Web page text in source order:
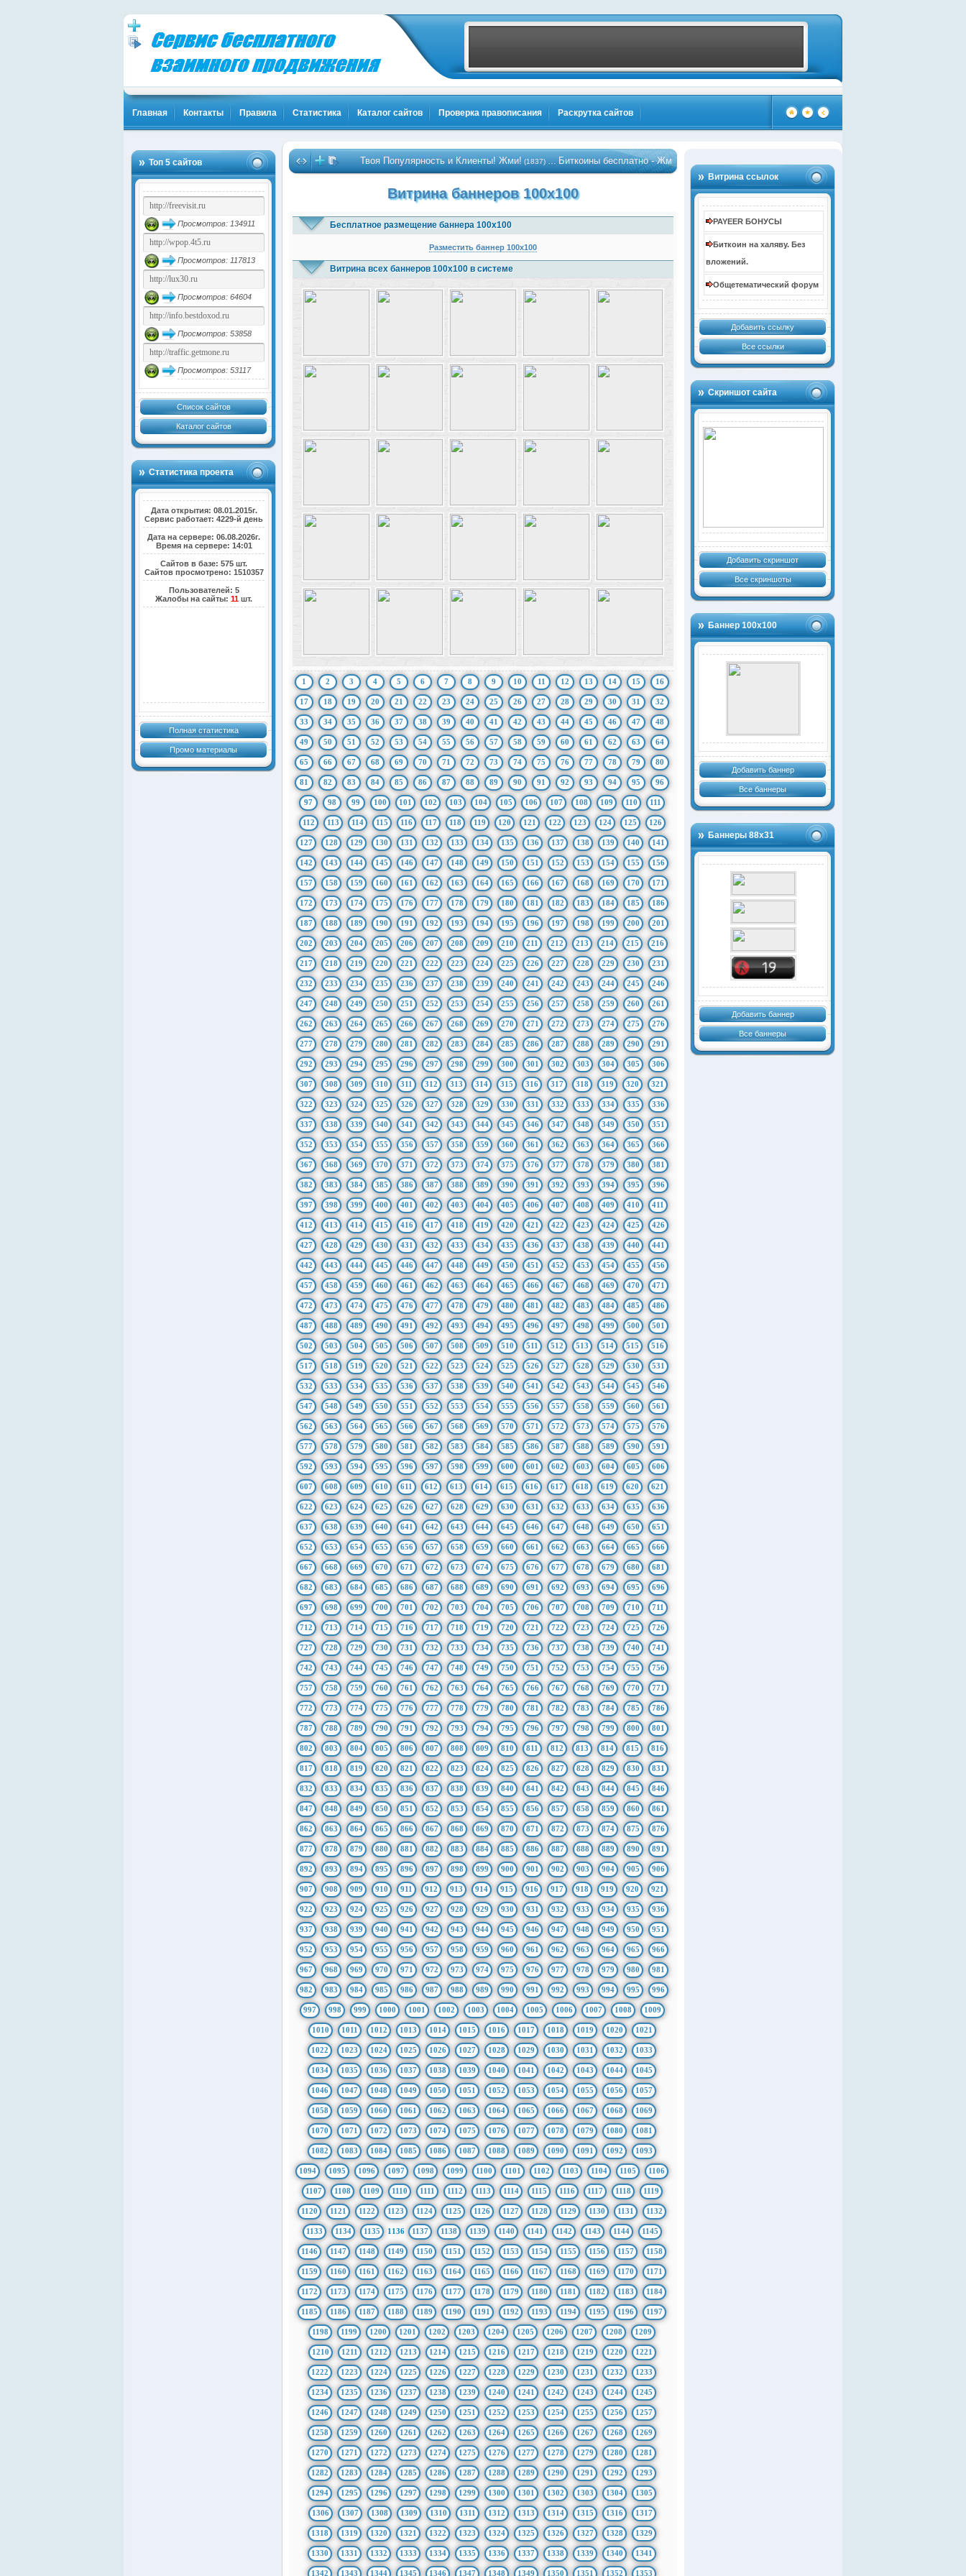
Главная Контакты Правила Статистика Каталог сайтов Проверка правописания Раскрутка сайтов
Топ 5 сайтов
Просмотров: 134911
Просмотров: 117813
Просмотров: 64604
Просмотров: 53858
Просмотров: 53117
Список сайтов
Каталог сайтов
Статистика проекта
Дата открытия: 08.01.2015г.
Сервис работает: 4229-й день
Дата на сервере: 06.08.2026г.
Время на сервере: 14:01
Сайтов в базе: 575 шт.
Сайтов просмотрено: 1510357
Пользователей: 5
Жалобы на сайты:11 шт.
Полная статистика
Промо материалы
Витрина ссылок
PAYEER БОНУСЫ
Биткоин на халяву. Без
вложений.
Общетематический форум
Добавить ссылку
Все ссылки
Скриншот сайта
Добавить скриншот
Все скриншоты
Баннер 100х100
Добавить баннер
Все баннеры
Баннеры 88х31
Добавить баннер
Все баннеры
Твоя Популярность и Клиенты! Жми!(1837)…Биткоины бесплатно - Жми!(4091)…
Витрина баннеров 100x100
Бесплатное размещение баннера 100x100
Разместить баннер 100x100
Витрина всех баннеров 100x100 в системе
1 2 3 4 5 6 7 8 9 10 11 12 13 14 15 16
17 18 19 20 21 22 23 24 25 26 27 28 29 30 31 32
33 34 35 36 37 38 39 40 41 42 43 44 45 46 47 48
49 50 51 52 53 54 55 56 57 58 59 60 61 62 63 64
65 66 67 68 69 70 71 72 73 74 75 76 77 78 79 80
81 82 83 84 85 86 87 88 89 90 91 92 93 94 95 96
97 98 99 100 101 102 103 104 105 106 107 108 109 110 111
112 113 114 115 116 117 118 119 120 121 122 123 124 125 126
127 128 129 130 131 132 133 134 135 136 137 138 139 140 141
142 143 144 145 146 147 148 149 150 151 152 153 154 155 156
157 158 159 160 161 162 163 164 165 166 167 168 169 170 171
172 173 174 175 176 177 178 179 180 181 182 183 184 185 186
187 188 189 190 191 192 193 194 195 196 197 198 199 200 201
202 203 204 205 206 207 208 209 210 211 212 213 214 215 216
217 218 219 220 221 222 223 224 225 226 227 228 229 230 231
232 233 234 235 236 237 238 239 240 241 242 243 244 245 246
247 248 249 250 251 252 253 254 255 256 257 258 259 260 261
262 263 264 265 266 267 268 269 270 271 272 273 274 275 276
277 278 279 280 281 282 283 284 285 286 287 288 289 290 291
292 293 294 295 296 297 298 299 300 301 302 303 304 305 306
307 308 309 310 311 312 313 314 315 316 317 318 319 320 321
322 323 324 325 326 327 328 329 330 331 332 333 334 335 336
337 338 339 340 341 342 343 344 345 346 347 348 349 350 351
352 353 354 355 356 357 358 359 360 361 362 363 364 365 366
367 368 369 370 371 372 373 374 375 376 377 378 379 380 381
382 383 384 385 386 387 388 389 390 391 392 393 394 395 396
397 398 399 400 401 402 403 404 405 406 407 408 409 410 411
412 413 414 415 416 417 418 419 420 421 422 423 424 425 426
427 428 429 430 431 432 433 434 435 436 437 438 439 440 441
442 443 444 445 446 447 448 449 450 451 452 453 454 455 456
457 458 459 460 461 462 463 464 465 466 467 468 469 470 471
472 473 474 475 476 477 478 479 480 481 482 483 484 485 486
487 488 489 490 491 492 493 494 495 496 497 498 499 500 501
502 503 504 505 506 507 508 509 510 511 512 513 514 515 516
517 518 519 520 521 522 523 524 525 526 527 528 529 530 531
532 533 534 535 536 537 538 539 540 541 542 543 544 545 546
547 548 549 550 551 552 553 554 555 556 557 558 559 560 561
562 563 564 565 566 567 568 569 570 571 572 573 574 575 576
577 578 579 580 581 582 583 584 585 586 587 588 589 590 591
592 593 594 595 596 597 598 599 600 601 602 603 604 605 606
607 608 609 610 611 612 613 614 615 616 617 618 619 620 621
622 623 624 625 626 627 628 629 630 631 632 633 634 635 636
637 638 639 640 641 642 643 644 645 646 647 648 649 650 651
652 653 654 655 656 657 658 659 660 661 662 663 664 665 666
667 668 669 670 671 672 673 674 675 676 677 678 679 680 681
682 683 684 685 686 687 688 689 690 691 692 693 694 695 696
697 698 699 700 701 702 703 704 705 706 707 708 709 710 711
712 713 714 715 716 717 718 719 720 721 722 723 724 725 726
727 728 729 730 731 732 733 734 735 736 737 738 739 740 741
742 743 744 745 746 747 748 749 750 751 752 753 754 755 756
757 758 759 760 761 762 763 764 765 766 767 768 769 770 771
772 773 774 775 776 777 778 779 780 781 782 783 784 785 786
787 788 789 790 791 792 793 794 795 796 797 798 799 800 801
802 803 804 805 806 807 808 809 810 811 812 813 814 815 816
817 818 819 820 821 822 823 824 825 826 827 828 829 830 831
832 833 834 835 836 837 838 839 840 841 842 843 844 845 846
847 848 849 850 851 852 853 854 855 856 857 858 859 860 861
862 863 864 865 866 867 868 869 870 871 872 873 874 875 876
877 878 879 880 881 882 883 884 885 886 887 888 889 890 891
892 893 894 895 896 897 898 899 900 901 902 903 904 905 906
907 908 909 910 911 912 913 914 915 916 917 918 919 920 921
922 923 924 925 926 927 928 929 930 931 932 933 934 935 936
937 938 939 940 941 942 943 944 945 946 947 948 949 950 951
952 953 954 955 956 957 958 959 960 961 962 963 964 965 966
967 968 969 970 971 972 973 974 975 976 977 978 979 980 981
982 983 984 985 986 987 988 989 990 991 992 993 994 995 996
997 998 999 1000 1001 1002 1003 1004 1005 1006 1007 1008 1009
1010 1011 1012 1013 1014 1015 1016 1017 1018 1019 1020 1021
1022 1023 1024 1025 1026 1027 1028 1029 1030 1031 1032 1033
1034 1035 1036 1037 1038 1039 1040 1041 1042 1043 1044 1045
1046 1047 1048 1049 1050 1051 1052 1053 1054 1055 1056 1057
1058 1059 1060 1061 1062 1063 1064 1065 1066 1067 1068 1069
1070 1071 1072 1073 1074 1075 1076 1077 1078 1079 1080 1081
1082 1083 1084 1085 1086 1087 1088 1089 1090 1091 1092 1093
1094 1095 1096 1097 1098 1099 1100 1101 1102 1103 1104 1105 1106
1107 1108 1109 1110 1111 1112 1113 1114 1115 1116 1117 1118 1119
1120 1121 1122 1123 1124 1125 1126 1127 1128 1129 1130 1131 1132
1133 1134 1135 1136 1137 1138 1139 1140 1141 1142 1143 1144 1145
1146 1147 1148 1149 1150 1151 1152 1153 1154 1155 1156 1157 1158
1159 1160 1161 1162 1163 1164 1165 1166 1167 1168 1169 1170 1171
1172 1173 1174 1175 1176 1177 1178 1179 1180 1181 1182 1183 1184
1185 1186 1187 1188 1189 1190 1191 1192 1193 1194 1195 1196 1197
1198 1199 1200 1201 1202 1203 1204 1205 1206 1207 1208 1209
1210 1211 1212 1213 1214 1215 1216 1217 1218 1219 1220 1221
1222 1223 1224 1225 1226 1227 1228 1229 1230 1231 1232 1233
1234 1235 1236 1237 1238 1239 1240 1241 1242 1243 1244 1245
1246 1247 1248 1249 1250 1251 1252 1253 1254 1255 1256 1257
1258 1259 1260 1261 1262 1263 1264 1265 1266 1267 1268 1269
1270 1271 1272 1273 1274 1275 1276 1277 1278 1279 1280 1281
1282 1283 1284 1285 1286 1287 1288 1289 1290 1291 1292 1293
1294 1295 1296 1297 1298 1299 1300 1301 1302 1303 1304 1305
1306 1307 1308 1309 1310 1311 1312 1313 1314 1315 1316 1317
1318 1319 1320 1321 1322 1323 1324 1325 1326 1327 1328 1329
1330 1331 1332 1333 1334 1335 1336 1337 1338 1339 1340 1341
1342 1343 1344 1345 1346 1347 1348 1349 1350 1351 1352 1353